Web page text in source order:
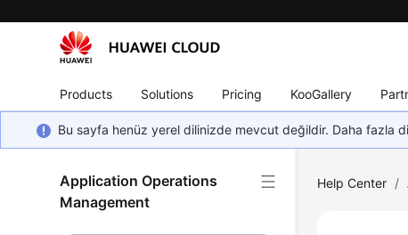
Products Solutions Pricing KooGallery
Bu sayfa henüz yerel dilinizde mevcut değildir. Daha fazla
Application Operations
Management
Help Center /